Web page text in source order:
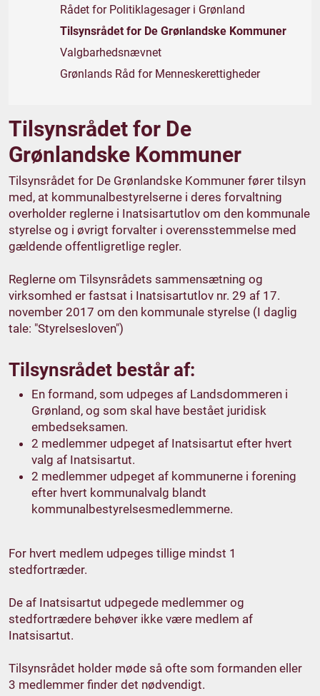
Rådet for Politiklagesager i Grønland
Tilsynsrådet for De Grønlandske Kommuner
Valgbarhedsnævnet
Grønlands Råd for Menneskerettigheder
Tilsynsrådet for De
Grønlandske Kommuner
Tilsynsrådet for De Grønlandske Kommuner fører tilsyn
med, at kommunalbestyrelserne i deres forvaltning
overholder reglerne i Inatsisartutlov om den kommunale
styrelse og i øvrigt forvalter i overensstemmelse med
gældende offentligretlige regler.
Reglerne om Tilsynsrådets sammensætning og
virksomhed er fastsat i Inatsisartutlov nr. 29 af 17.
november 2017 om den kommunale styrelse (I daglig
tale: "Styrelsesloven")
Tilsynsrådet består af:
En formand, som udpeges af Landsdommeren i
Grønland, og som skal have bestået juridisk
embedseksamen.
2 medlemmer udpeget af Inatsisartut efter hvert
valg af Inatsisartut.
2 medlemmer udpeget af kommunerne i forening
efter hvert kommunalvalg blandt
kommunalbestyrelsesmedlemmerne.
For hvert medlem udpeges tillige mindst 1
stedfortræder.
De af Inatsisartut udpegede medlemmer og
stedfortrædere behøver ikke være medlem af
Inatsisartut.
Tilsynsrådet holder møde så ofte som formanden eller
3 medlemmer finder det nødvendigt.